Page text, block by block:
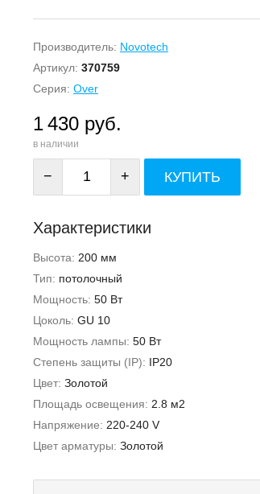
Производитель: Novotech
Артикул: 370759
Серия: Over
1 430 руб.
в наличии
− + КУПИТЬ
Характеристики
Высота: 200 мм
Тип: потолочный
Мощность: 50 Вт
Цоколь: GU 10
Мощность лампы: 50 Вт
Степень защиты (IP): IP20
Цвет: Золотой
Площадь освещения: 2.8 м2
Напряжение: 220-240 V
Цвет арматуры: Золотой